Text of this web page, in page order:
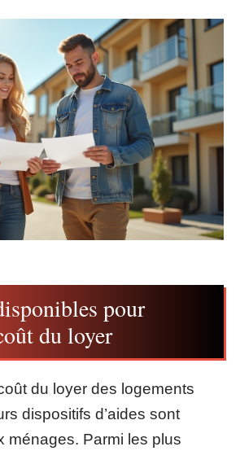
pour
du loyer
du loyer des logements
dispositifs d’aides sont
ménages. Parmi les plus